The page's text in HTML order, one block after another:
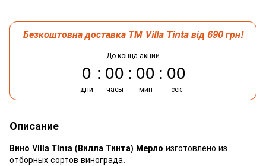
Безкоштовна доставка ТМ Villa Tinta від 690 грн!
До конца акции
0
дни
00
часы
00
мин
00
сек
Описание
Вино Villa Tinta (Вилла Тинта) Мерло изготовлено из
отборных сортов винограда.